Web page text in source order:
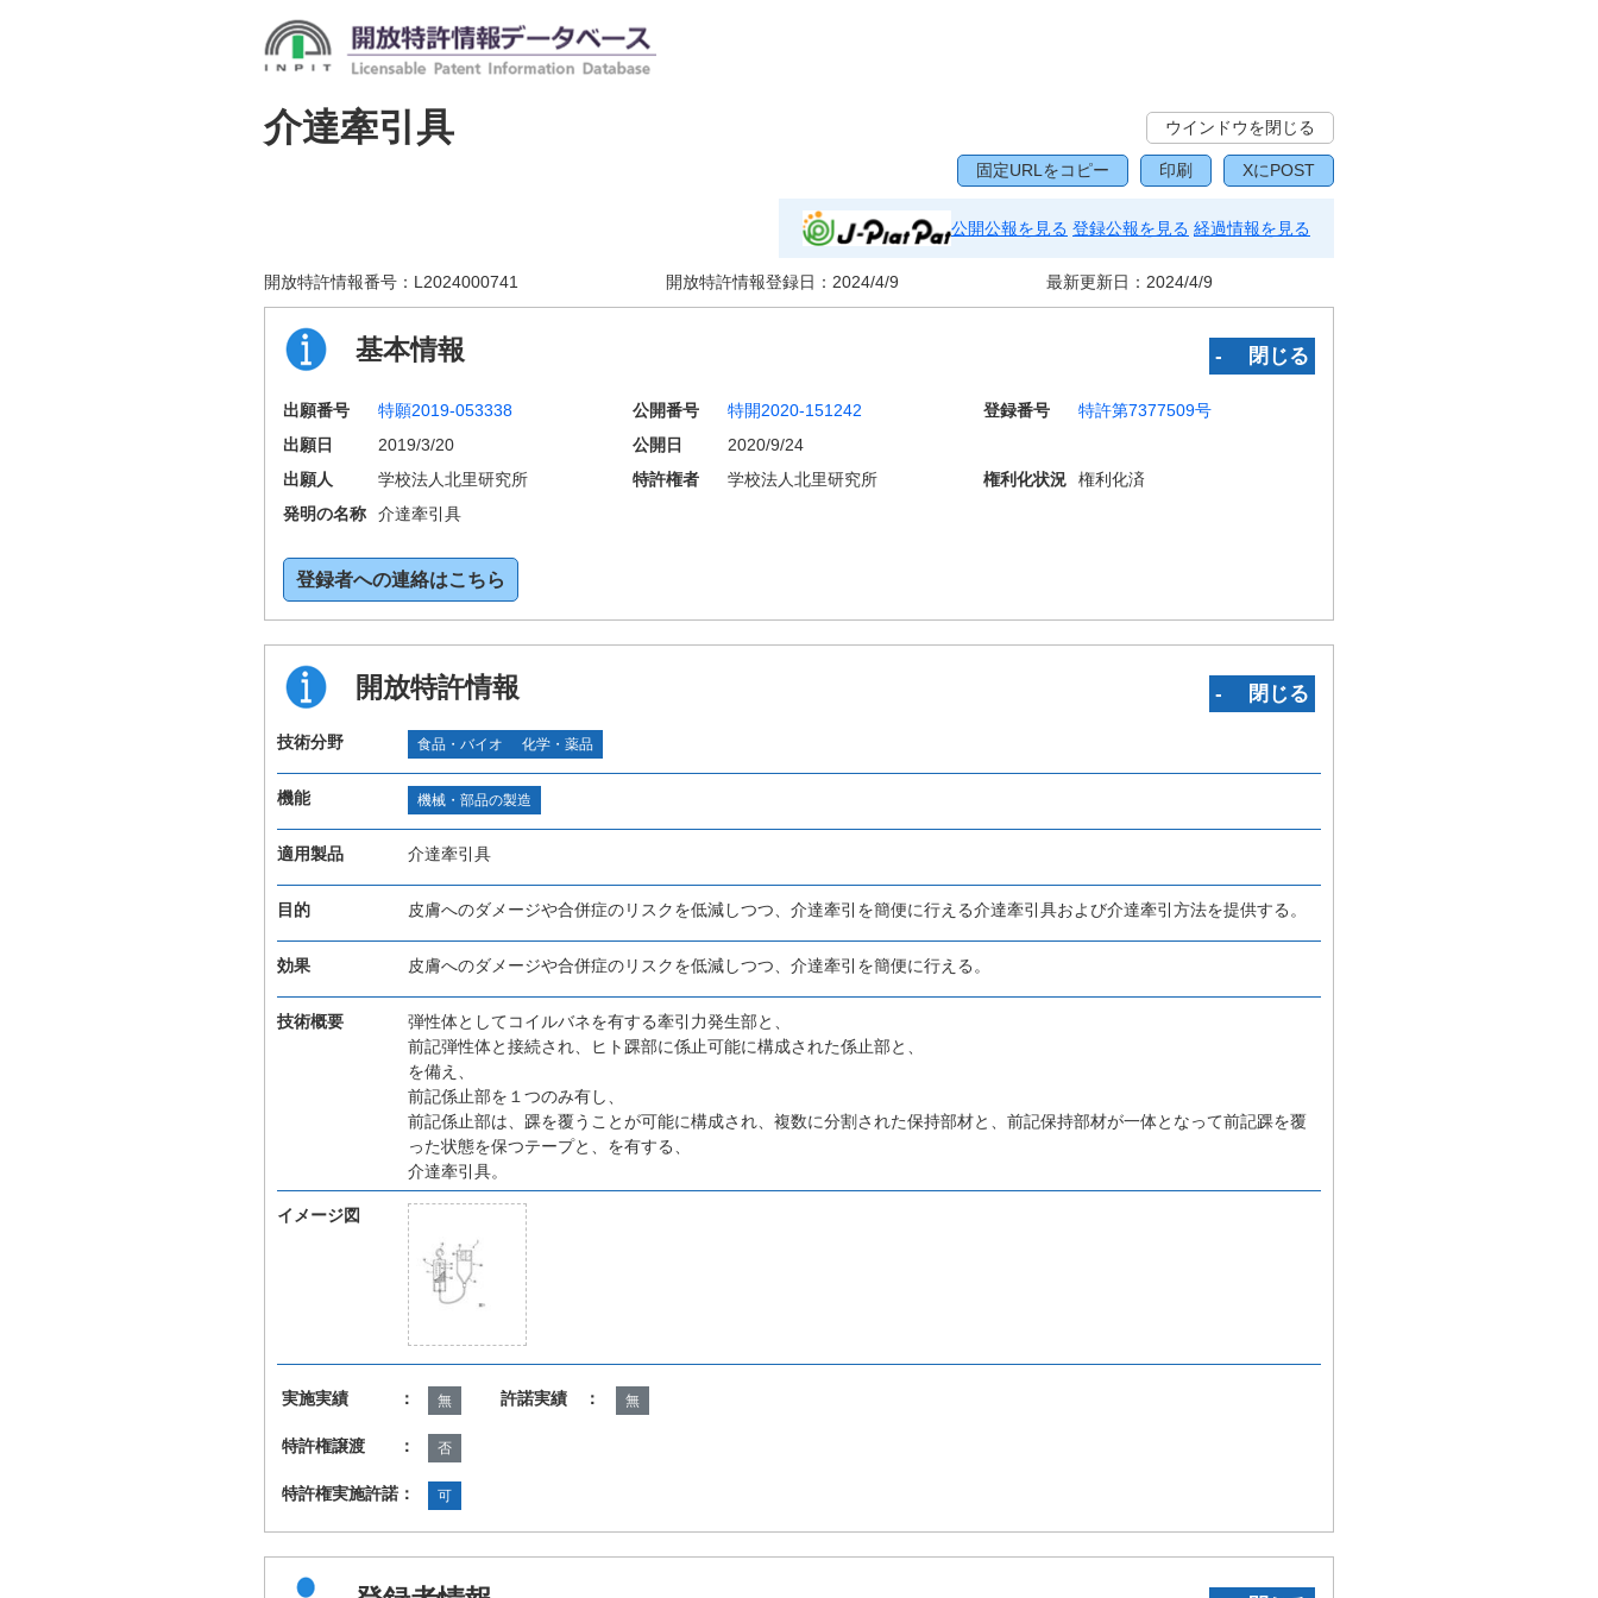
介達牽引具 ウインドウを閉じる
固定URLをコピー 印刷 XにPOST
公開公報を見る 登録公報を見る 経過情報を見る
開放特許情報番号： L2024000741 開放特許情報登録日： 2024/4/9 最新更新日： 2024/4/9
基本情報 ‐ 閉じる
出願番号 特願2019-053338 公開番号 特開2020-151242 登録番号
特許第7377509号
出願日
2019/3/20 公開日
2020/9/24
出願人
学校法人北里研究所 特許権者 学校法人北里研究所 権利化状況
権利化済
発明の名称
介達牽引具
登録者への連絡はこちら
開放特許情報 ‐ 閉じる
技術分野 食品・バイオ 化学・薬品
機能 機械・部品の製造
適用製品 介達牽引具
目的 皮膚へのダメージや合併症のリスクを低減しつつ、介達牽引を簡便に行える介達牽引具および介達牽引方法を提供する。
効果 皮膚へのダメージや合併症のリスクを低減しつつ、介達牽引を簡便に行える。
技術概要
弾性体としてコイルバネを有する牽引力発生部と、
前記弾性体と接続され、ヒト踝部に係止可能に構成された係止部と、
を備え、
前記係止部を１つのみ有し、
前記係止部は、踝を覆うことが可能に構成され、複数に分割された保持部材と、前記保持部材が一体となって前記踝を覆
った状態を保つテープと、を有する、
介達牽引具。
イメージ図
実施実績 ： 無 許諾実績 ： 無
特許権譲渡 ： 否
特許権実施許諾： 可